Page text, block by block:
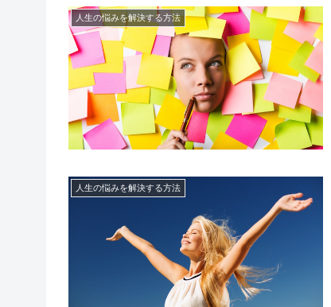
人生の悩みを解決する方法
人生の悩みを解決する方法